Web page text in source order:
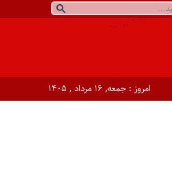
امروز : جمعه, ۱۶ مرداد , ۱۴۰۵